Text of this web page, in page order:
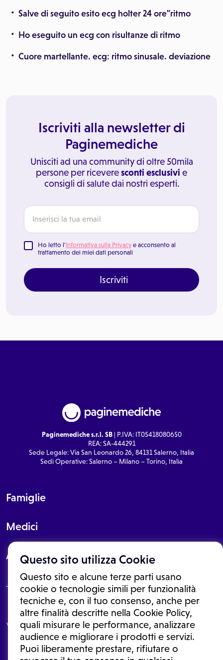
Questo sito utilizza Cookie
Questo sito e alcune terze parti usano
cookie o tecnologie simili per funzionalità
tecniche e, con il tuo consenso, anche per
altre finalità descritte nella Cookie Policy,
quali misurare le performance, analizzare
audience e migliorare i prodotti e servizi.
Puoi liberamente prestare, rifiutare o
Salve di seguito esito ecg holter 24 ore"ritmo
Ho eseguito un ecg con risultanze di ritmo
Cuore martellante. ecg: ritmo sinusale. deviazione
Iscriviti alla newsletter di
Paginemediche
Unisciti ad una community di oltre 50mila
persone per riceveresconti esclusivi e
consigli di salute dai nostri esperti.
Ho letto l'Informativa sulla Privacy e acconsento al
trattamento dei miei dati personali
Iscriviti
Paginemediche s.r.l. SB| P.IVA: IT05418080650
REA: SA-444291
Sede Legale: Via San Leonardo 26, 84131 Salerno, Italia
Sedi Operative: Salerno – Milano – Torino, Italia
Famiglie
Medici
About
Le informazioni proposte in questo sito non sono un consulto medico.
In nessun caso, queste informazioni sostituiscono un consulto, una
visita o una diagnosi formulata dal medico. Non si devono considerare
le informazioni disponibili come suggerimenti per la formulazione di
una diagnosi, la determinazione di un trattamento o l'assunzione o
sospensione di un farmaco senza prima consultare un medico di
medicina generale o uno specialista.